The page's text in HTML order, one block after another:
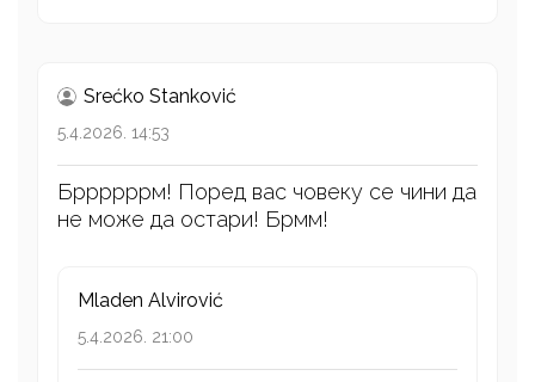
Srećko Stanković
5.4.2026. 14:53
Бррррррм! Поред вас човеку се чини да
не може да остари! Брмм!
Mladen Alvirović
5.4.2026. 21:00